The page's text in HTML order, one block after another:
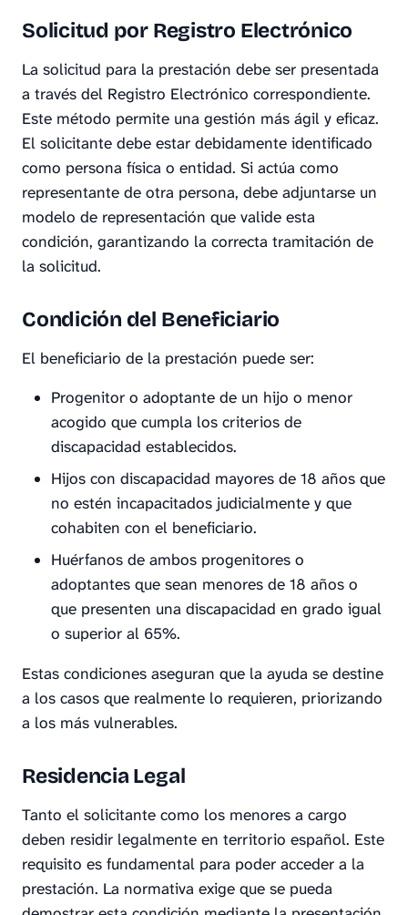
Solicitud por Registro Electrónico
La solicitud para la prestación debe ser presentada
a través del Registro Electrónico correspondiente.
Este método permite una gestión más ágil y eficaz.
El solicitante debe estar debidamente identificado
como persona física o entidad. Si actúa como
representante de otra persona, debe adjuntarse un
modelo de representación que valide esta
condición, garantizando la correcta tramitación de
la solicitud.
Condición del Beneficiario
El beneficiario de la prestación puede ser:
Progenitor o adoptante de un hijo o menor
acogido que cumpla los criterios de
discapacidad establecidos.
Hijos con discapacidad mayores de 18 años que
no estén incapacitados judicialmente y que
cohabiten con el beneficiario.
Huérfanos de ambos progenitores o
adoptantes que sean menores de 18 años o
que presenten una discapacidad en grado igual
o superior al 65%.
Estas condiciones aseguran que la ayuda se destine
a los casos que realmente lo requieren, priorizando
a los más vulnerables.
Residencia Legal
Tanto el solicitante como los menores a cargo
deben residir legalmente en territorio español. Este
requisito es fundamental para poder acceder a la
prestación. La normativa exige que se pueda